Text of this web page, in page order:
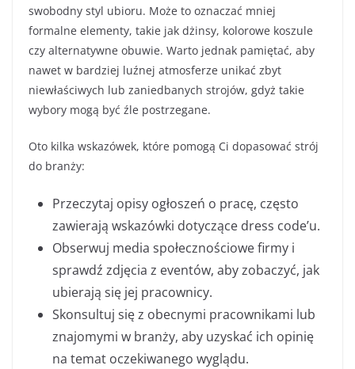
swobodny styl ubioru. Może to oznaczać mniej
formalne elementy, takie jak dżinsy, kolorowe koszule
czy alternatywne obuwie. Warto jednak pamiętać, aby
nawet w bardziej luźnej atmosferze unikać zbyt
niewłaściwych lub zaniedbanych strojów, gdyż takie
wybory mogą być źle postrzegane.
Oto kilka wskazówek, które pomogą Ci dopasować strój
do branży:
Przeczytaj opisy ogłoszeń o pracę, często
zawierają wskazówki dotyczące dress code’u.
Obserwuj media społecznościowe firmy i
sprawdź zdjęcia z eventów, aby zobaczyć, jak
ubierają się jej pracownicy.
Skonsultuj się z obecnymi pracownikami lub
znajomymi w branży, aby uzyskać ich opinię
na temat oczekiwanego wyglądu.